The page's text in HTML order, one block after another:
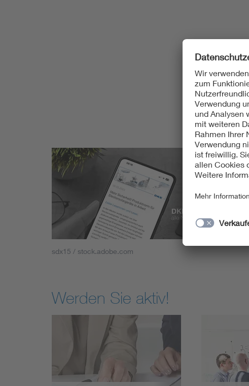
sdx15 / stock.adobe.com
Werden Sie aktiv!